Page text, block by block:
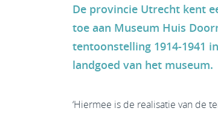
De provincie Utrecht kent
toe aan Museum Huis
tentoonstelling 1914-1941
landgoed van het museum.
‘Hiermee is de realisatie van de